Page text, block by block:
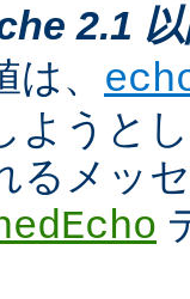
2.1
、
ようと
るメッ